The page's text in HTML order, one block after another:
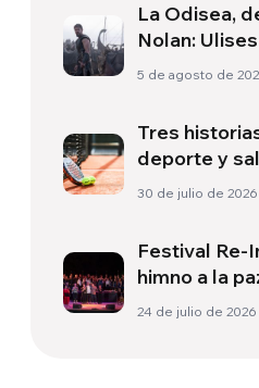
La Odisea,
Nolan:
de un nuevo
5 de agosto de
Tres
deporte y
Sudamérica
30 de julio de 2026
Festival Re-
himno a la
24 de julio de 2026